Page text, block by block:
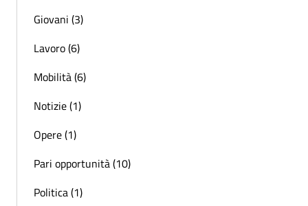
Giovani (3)
Lavoro (6)
Mobilità (6)
Notizie (1)
Opere (1)
Pari opportunità (10)
Politica (1)